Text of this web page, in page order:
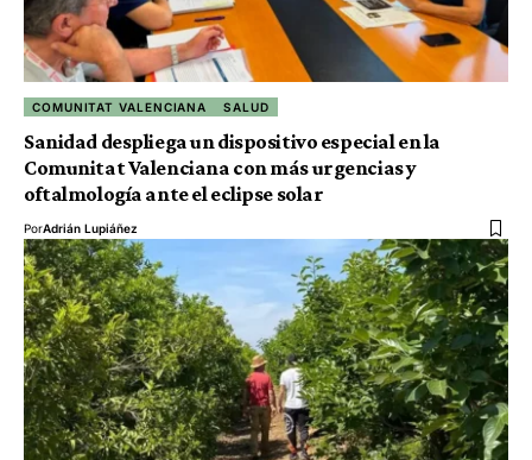
COMUNITAT VALENCIANA SALUD
Sanidad despliega un dispositivo especial en la
Comunitat Valenciana con más urgencias y
oftalmología ante el eclipse solar
PorAdrián Lupiáñez